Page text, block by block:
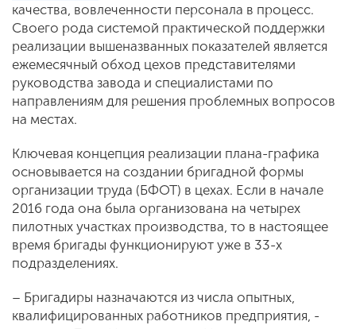
качества, вовлеченности персонала в процесс.
Своего рода системой практической поддержки
реализации вышеназванных показателей является
ежемесячный обход цехов представителями
руководства завода и специалистами по
направлениям для решения проблемных вопросов
на местах.
Ключевая концепция реализации плана-графика
основывается на создании бригадной формы
организации труда (БФОТ) в цехах. Если в начале
2016 года она была организована на четырех
пилотных участках производства, то в настоящее
время бригады функционируют уже в 33-х
подразделениях.
– Бригадиры назначаются из числа опытных,
квалифицированных работников предприятия, -